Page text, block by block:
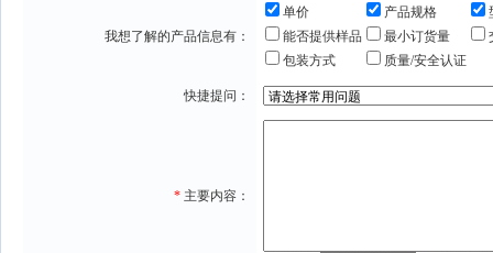
我想了解的产品信息有：
单价 产品规格
能否提供样品
最小订货量
包装方式
质量/安全认证
快捷提问：
* 主要内容：